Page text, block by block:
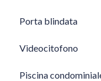
Porta blindata
Videocitofono
Piscina